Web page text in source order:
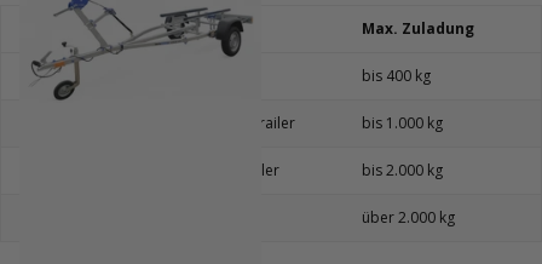
Bootslänge Trailertyp Max. Zuladung
bis 3,5 m bis 400 kg
Mittelklasse-Trailer bis 1.000 kg
Schwerlasttrailer bis 2.000 kg
über 2.000 kg